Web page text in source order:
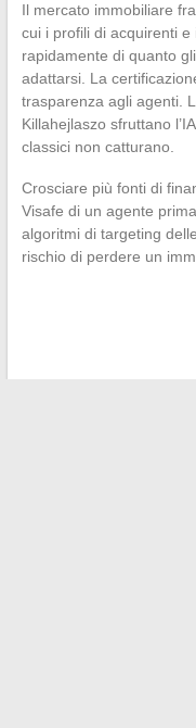
Il mercato immobiliare
cui i profili di acquirenti
rapidamente di quanto
adattarsi. La
trasparenza agli agenti.
Killahejlaszo sfruttano
classici non catturano.
Crosciare più fonti di
Visafe di un agente
algoritmi di targeting
rischio di perdere un